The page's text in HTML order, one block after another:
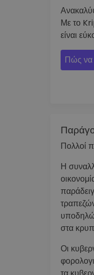
Με το
είναι
Πώς να
Πολλοί
Η
στα
Οι